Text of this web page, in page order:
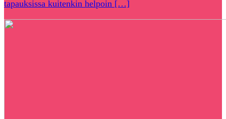
tapauksissa kuitenkin helpoin […]